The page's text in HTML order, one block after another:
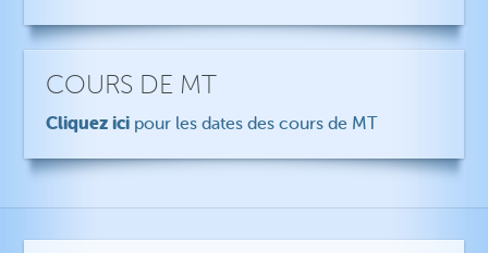
COURS DE MT
Cliquez ici pour les dates des cours de MT